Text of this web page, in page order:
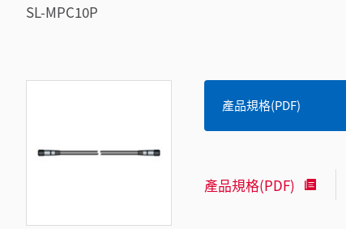
SL-MPC10P
產品規格(PDF)
產品規格(PDF)